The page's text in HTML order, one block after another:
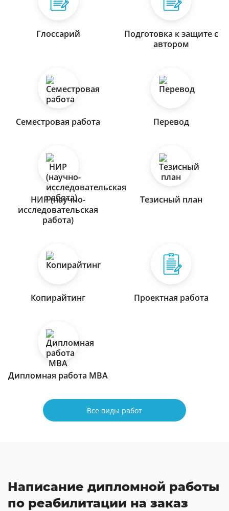
Глоссарий
Подготовка к защите с
автором
Семестровая работа Перевод
НИР (научно-
исследовательская
работа)
Тезисный план
Копирайтинг Проектная работа
Дипломная работа МВА
Все виды работ
Написание дипломной работы
по реабилитации на заказ